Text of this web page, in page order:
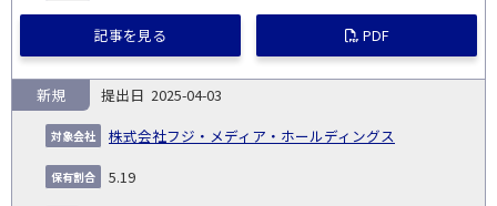
記事を見る PDF
2025-04-03
株式会社フジ・メディア・ホールディングス
新規
5.19